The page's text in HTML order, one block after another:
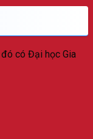
có Đại học Gia